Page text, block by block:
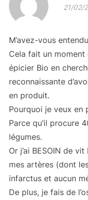
21/02/
M’avez-vous
Cela fait un
épicier Bio en
reconnaissante
en produit.
Pourquoi je veux en
Parce qu’il procure
légumes.
Or j’ai BESOIN de
mes artères (dont
infarctus et aucun
De plus, je fais de